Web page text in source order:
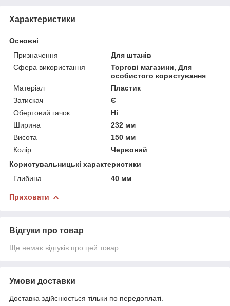
Характеристики
Основні
Призначення
Для штанів
Сфера використання
Торгові магазини, Для
особистого користування
Матеріал
Пластик
Затискач
Є
Обертовий гачок
Ні
Ширина
232 мм
Висота
150 мм
Колір
Червоний
Користувальницькі характеристики
Глибина
40 мм
Приховати
Відгуки про товар
Ще немає відгуків про цей товар
Умови доставки
Доставка здійснюється тільки по передоплаті.